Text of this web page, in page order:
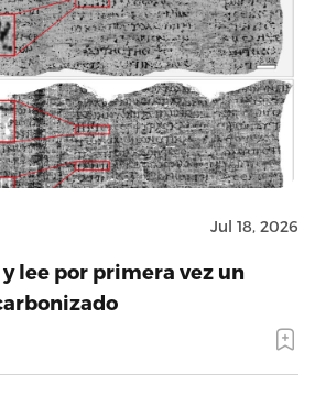
Jul 18, 2026
lee por primera vez un